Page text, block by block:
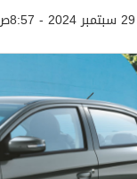
29 سبتمبر 2024 - 8:57ص